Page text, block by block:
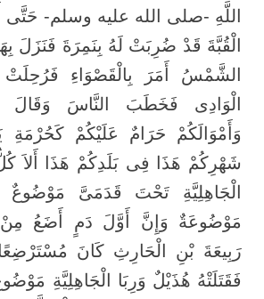
اللَّهِ -صلى الله عليه وسلم-
الْقُبَّةَ قَدْ ضُرِبَتْ لَهُ بِنَمِرَةَ فَنَزَلَ
الشَّمْسُ أَمَرَ بِالْقَصْوَاءِ
الْوَادِى فَخَطَبَ النَّاسَ وَقَالَ
وَأَمْوَالَكُمْ حَرَامٌ عَلَيْكُمْ
شَهْرِكُمْ هَذَا فِى بَلَدِكُمْ هَذَا أَلاَ
الْجَاهِلِيَّةِ تَحْتَ قَدَمَىَّ مَوْضُوعٌ
مَوْضُوعَةٌ وَإِنَّ أَوَّلَ دَمٍ أَضَعُ مِنْ
رَبِيعَةَ بْنِ الْحَارِثِ كَانَ
فَقَتَلَتْهُ هُذَيْلٌ وَرِبَا الْجَاهِلِيَّةِ